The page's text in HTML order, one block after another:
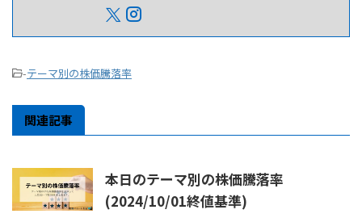
-テーマ別の株価騰落率
関連記事
本日のテーマ別の株価騰落率
(2024/10/01終値基準)